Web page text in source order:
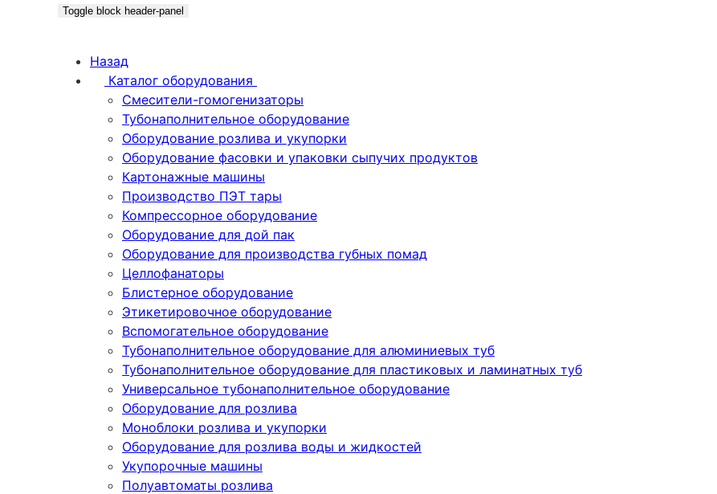
Toggle block header-panel
Назад
Каталог оборудования
Смесители-гомогенизаторы
Тубонаполнительное оборудование
Оборудование розлива и укупорки
Оборудование фасовки и упаковки сыпучих продуктов
Картонажные машины
Производство ПЭТ тары
Компрессорное оборудование
Оборудование для дой пак
Оборудование для производства губных помад
Целлофанаторы
Блистерное оборудование
Этикетировочное оборудование
Вспомогательное оборудование
Тубонаполнительное оборудование для алюминиевых туб
Тубонаполнительное оборудование для пластиковых и ламинатных туб
Универсальное тубонаполнительное оборудование
Оборудование для розлива
Моноблоки розлива и укупорки
Оборудование для розлива воды и жидкостей
Укупорочные машины
Полуавтоматы розлива